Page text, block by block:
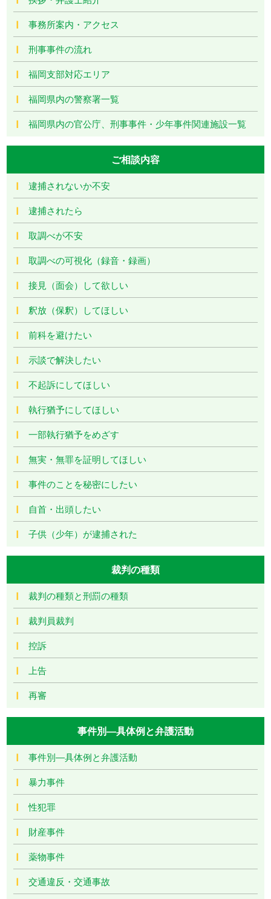
事務所案内・アクセス
刑事事件の流れ
福岡支部対応エリア
福岡県内の警察署一覧
福岡県内の官公庁、刑事事件・少年事件関連施設一覧
ご相談内容
逮捕されないか不安
逮捕されたら
取調べが不安
取調べの可視化（録音・録画）
接見（面会）して欲しい
釈放（保釈）してほしい
前科を避けたい
示談で解決したい
不起訴にしてほしい
執行猶予にしてほしい
一部執行猶予をめざす
無実・無罪を証明してほしい
事件のことを秘密にしたい
自首・出頭したい
子供（少年）が逮捕された
裁判の種類
裁判の種類と刑罰の種類
裁判員裁判
控訴
上告
再審
事件別―具体例と弁護活動
事件別―具体例と弁護活動
暴力事件
性犯罪
財産事件
薬物事件
交通違反・交通事故